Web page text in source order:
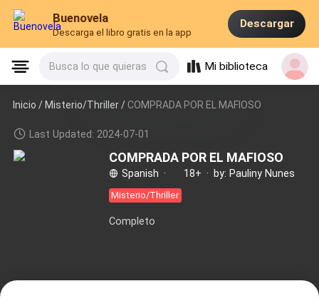
Buenovela
Descarga el libro gratis en la app
Descargar
Busca lo que quieras Mi biblioteca
Inicio /Misterio/Thriller/ COMPRADA POR EL MAFIOSO
Last Updated: 2024-07-01
COMPRADA POR EL MAFIOSO
Spanish · 18+ · by: Pauliny Nunes
Misterio/Thriller
Completo